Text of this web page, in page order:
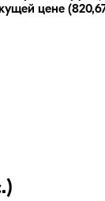
цене (